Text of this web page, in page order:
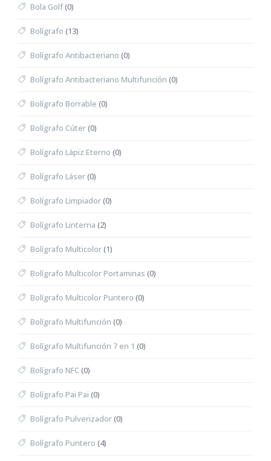
Bola Golf(0)
Bolígrafo (13)
Bolígrafo Antibacteriano (0)
Bolígrafo Antibacteriano Multifunción (0)
Bolígrafo Borrable (0)
Bolígrafo Cúter(0)
Bolígrafo Lápiz Eterno (0)
Bolígrafo Láser(0)
Bolígrafo Limpiador(0)
Bolígrafo Linterna (2)
Bolígrafo Multicolor(1)
Bolígrafo Multicolor Portaminas (0)
Bolígrafo Multicolor Puntero (0)
Bolígrafo Multifunción (0)
Bolígrafo Multifunción 7 en 1 (0)
Bolígrafo NFC(0)
Bolígrafo Pai Pai (0)
Bolígrafo Pulverizador(0)
Bolígrafo Puntero (4)